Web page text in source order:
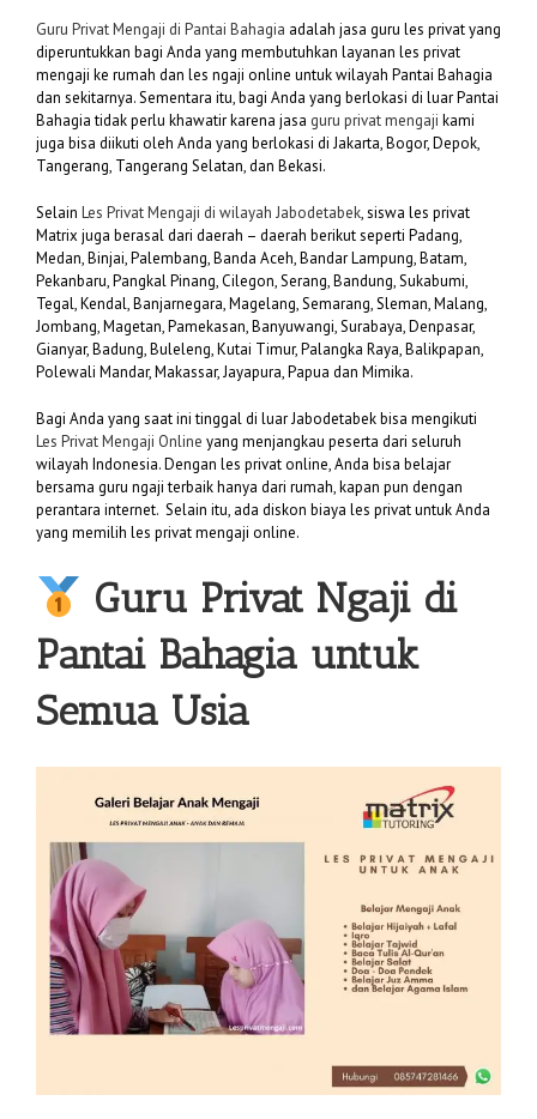
Guru Privat Mengaji di Pantai Bahagia adalah jasa guru les privat yang
diperuntukkan bagi Anda yang membutuhkan layanan les privat
mengaji ke rumah dan les ngaji online untuk wilayah Pantai Bahagia
dan sekitarnya. Sementara itu, bagi Anda yang berlokasi di luar Pantai
Bahagia tidak perlu khawatir karena jasa guru privat mengaji kami
juga bisa diikuti oleh Anda yang berlokasi di Jakarta, Bogor, Depok,
Tangerang, Tangerang Selatan, dan Bekasi.
Selain Les Privat Mengaji di wilayah Jabodetabek, siswa les privat
Matrix juga berasal dari daerah – daerah berikut seperti Padang,
Medan, Binjai, Palembang, Banda Aceh, Bandar Lampung, Batam,
Pekanbaru, Pangkal Pinang, Cilegon, Serang, Bandung, Sukabumi,
Tegal, Kendal, Banjarnegara, Magelang, Semarang, Sleman, Malang,
Jombang, Magetan, Pamekasan, Banyuwangi, Surabaya, Denpasar,
Gianyar, Badung, Buleleng, Kutai Timur, Palangka Raya, Balikpapan,
Polewali Mandar, Makassar, Jayapura, Papua dan Mimika.
Bagi Anda yang saat ini tinggal di luar Jabodetabek bisa mengikuti
Les Privat Mengaji Online yang menjangkau peserta dari seluruh
wilayah Indonesia. Dengan les privat online, Anda bisa belajar
bersama guru ngaji terbaik hanya dari rumah, kapan pun dengan
perantara internet. Selain itu, ada diskon biaya les privat untuk Anda
yang memilih les privat mengaji online.
Guru Privat Ngaji di
Pantai Bahagia untuk
Semua Usia